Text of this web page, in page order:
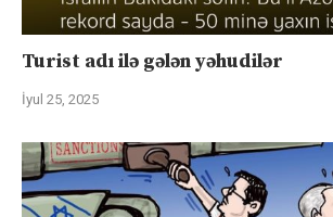
Turist adı ilə gələn yəhudilər
İyul 25, 2025